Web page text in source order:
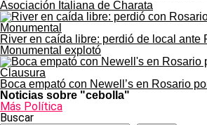
Asociación Italiana de Charata
River en caída libre: perdió de local ante
Monumental explotó
Boca empató con Newell’s en Rosario
Noticias sobre "cebolla"
Más Política
Buscar